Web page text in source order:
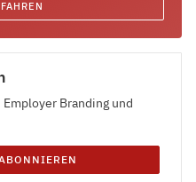
Branding und